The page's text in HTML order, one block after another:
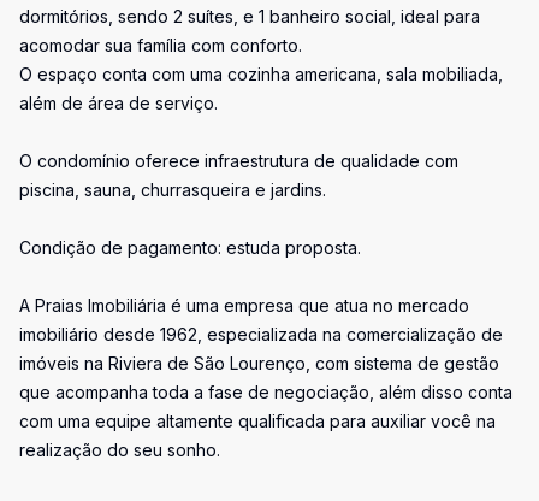
dormitórios, sendo 2 suítes, e 1 banheiro social, ideal para
acomodar sua família com conforto.
O espaço conta com uma cozinha americana, sala mobiliada,
além de área de serviço.
O condomínio oferece infraestrutura de qualidade com
piscina, sauna, churrasqueira e jardins.
Condição de pagamento: estuda proposta.
A Praias Imobiliária é uma empresa que atua no mercado
imobiliário desde 1962, especializada na comercialização de
imóveis na Riviera de São Lourenço, com sistema de gestão
que acompanha toda a fase de negociação, além disso conta
com uma equipe altamente qualificada para auxiliar você na
realização do seu sonho.